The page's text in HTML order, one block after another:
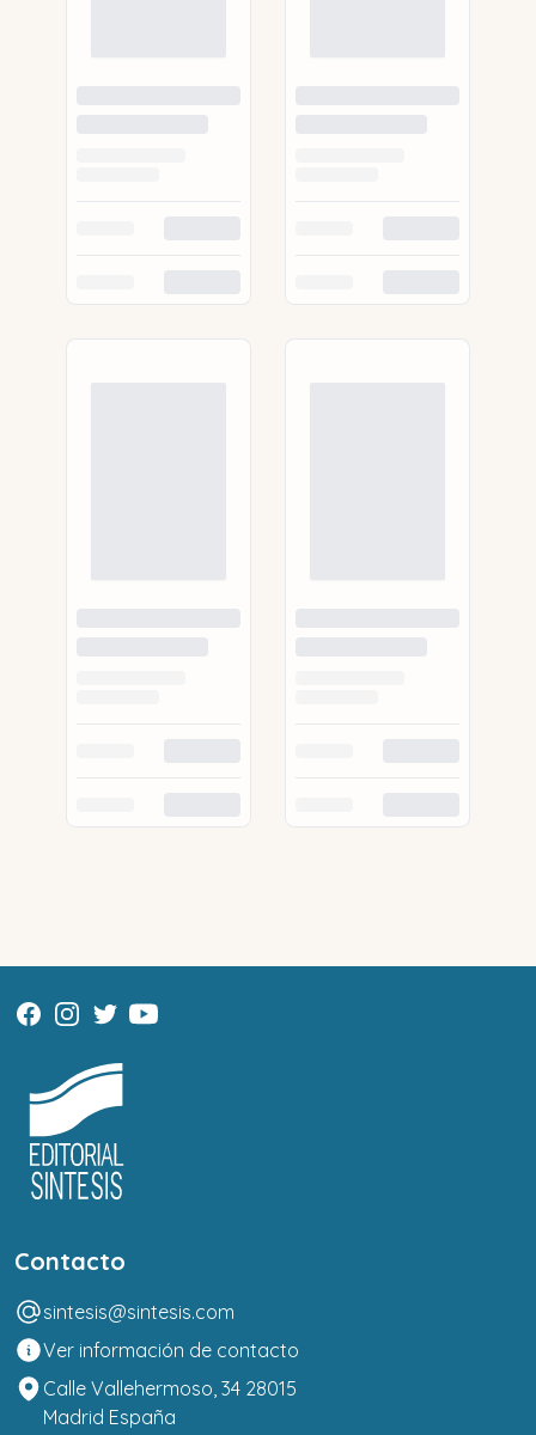
Contacto
sintesis@sintesis.com
Ver información de contacto
Calle Vallehermoso, 34 28015
Madrid España